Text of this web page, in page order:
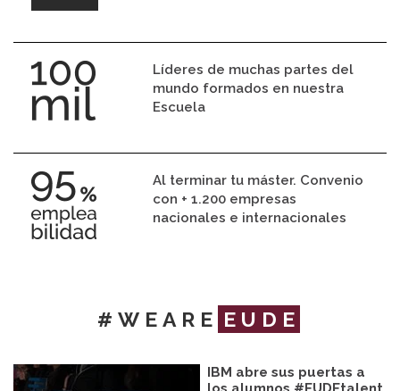
Líderes de muchas partes del
mundo formados en nuestra
Escuela
Al terminar tu máster. Convenio
con + 1.200 empresas
nacionales e internacionales
#WEARE EUDE
IBM abre sus puertas a